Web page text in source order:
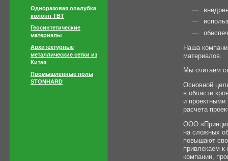
Одноразовая опалубка
колонн TBT
Геосинтетические
материалы
Архитектурные
металлические сетки из
Китая
Промышленные полы
STONHARD
Наша
материалов.
Мы считаем
Основной
в области
и проектными
расчета
ООО
на сложных
повышают
привлекаем
компании,